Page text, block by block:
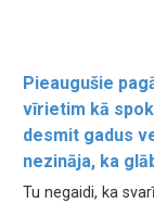
Pieaugušie
vīrietim kā
desmit gadus
nezināja, ka
Tu negaidi, ka